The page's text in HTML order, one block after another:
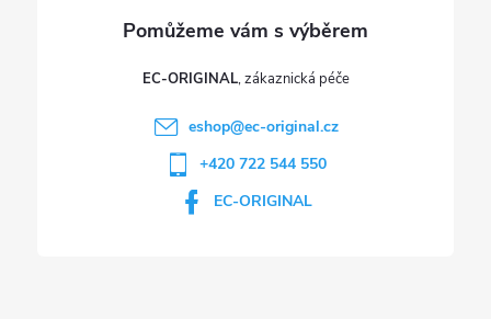
EC-ORIGINAL
eshop@ec-original.cz
+420 722 544 550
EC-ORIGINAL